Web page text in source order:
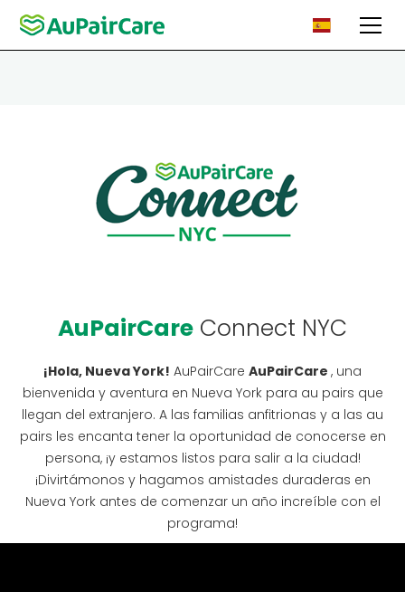
AuPairCare Connect NYC
¡Hola, Nueva York! AuPairCare AuPairCare , una
bienvenida y aventura en Nueva York para au pairs que
llegan del extranjero. A las familias anfitrionas y a las au
pairs les encanta tener la oportunidad de conocerse en
persona, ¡y estamos listos para salir a la ciudad!
¡Divirtámonos y hagamos amistades duraderas en
Nueva York antes de comenzar un año increíble con el
programa!